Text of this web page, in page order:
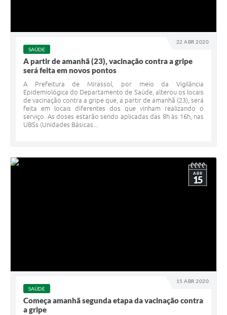
22 ABR 2020
SAÚDE
A partir de amanhã (23), vacinação contra a gripe
será feita em novos pontos
A Prefeitura de Mirassol, por meio da Vigilância
Epidemiológica do Departamento de Saúde, alterou os locais
de vacinação contra a gripe que, a partir de amanhã (23), será
feita em locais diferentes dos que vinham realizando o
serviço. As doses estarão sendo aplicadas das 8h às 16h, nas
UBSs (Unidades Básicas...
15 ABR 2020
ABR
15
SAÚDE
Começa amanhã segunda etapa da vacinação contra
a gripe